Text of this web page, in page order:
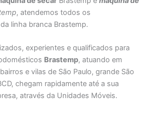
, atendemos todos os
linha branca Brastemp.
experientes e qualificados para
Brastemp, atuando em
e vilas de São Paulo, grande São
chegam rapidamente até a sua
através da Unidades Móveis.